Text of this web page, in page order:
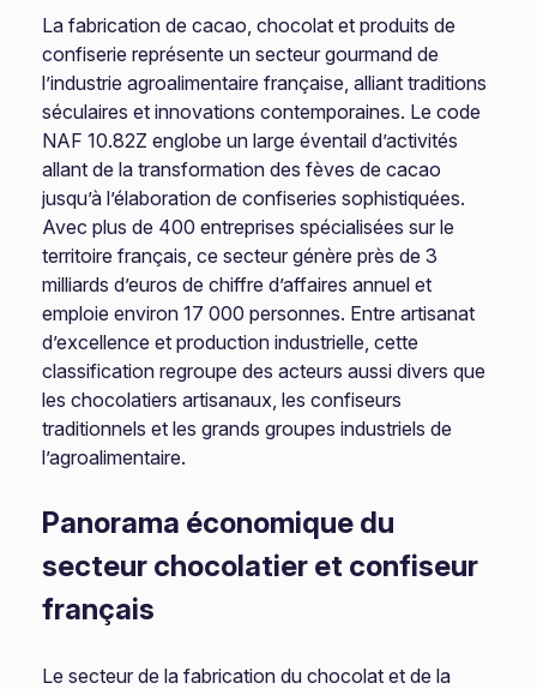
La fabrication de cacao, chocolat et produits de
confiserie représente un secteur gourmand de
l’industrie agroalimentaire française, alliant traditions
séculaires et innovations contemporaines. Le code
NAF 10.82Z englobe un large éventail d’activités
allant de la transformation des fèves de cacao
jusqu’à l’élaboration de confiseries sophistiquées.
Avec plus de 400 entreprises spécialisées sur le
territoire français, ce secteur génère près de 3
milliards d’euros de chiffre d’affaires annuel et
emploie environ 17 000 personnes. Entre artisanat
d’excellence et production industrielle, cette
classification regroupe des acteurs aussi divers que
les chocolatiers artisanaux, les confiseurs
traditionnels et les grands groupes industriels de
l’agroalimentaire.
Panorama économique du
secteur chocolatier et confiseur
français
Le secteur de la fabrication du chocolat et de la